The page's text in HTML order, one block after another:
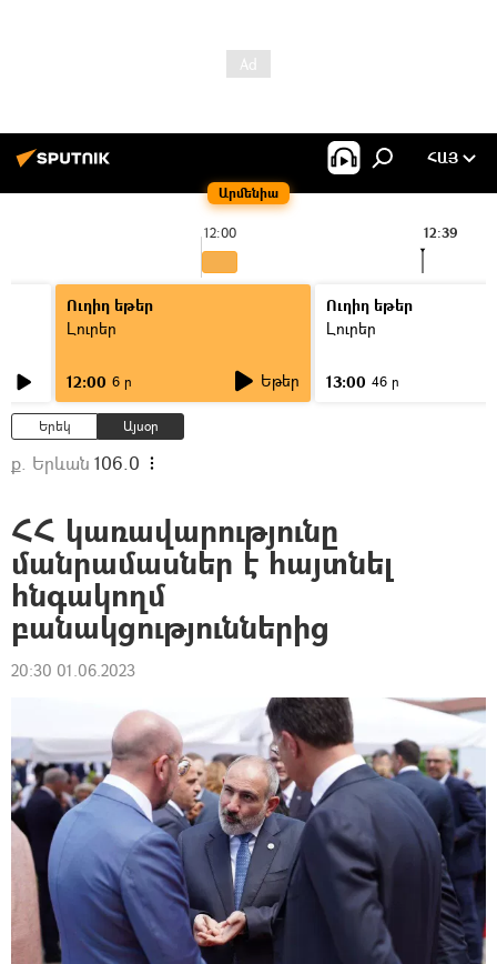
Արմենիա
ՀԱՅ
12:00 12:39
Ուղիղ եթեր
Լուրեր
12:00 6 ր Եթեր
Ուղիղ եթեր
Լուրեր
13:00 46 ր
Երեկ Այսօր
ք. Երևան 106.0
ՀՀ կառավարությունը
մանրամասներ է հայտնել
հնգակողմ
բանակցություններից
20:30 01.06.2023